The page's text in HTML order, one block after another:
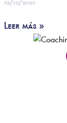
12/12/2021
Leer más »